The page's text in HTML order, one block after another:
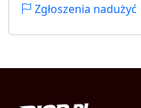
Zgłoszenia nadużyć